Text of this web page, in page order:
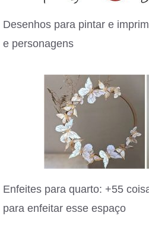
Desenhos para pintar e
e personagens
Enfeites para quarto: +55
para enfeitar esse espaço